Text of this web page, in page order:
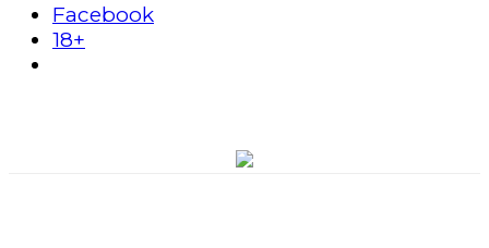
Facebook
18+